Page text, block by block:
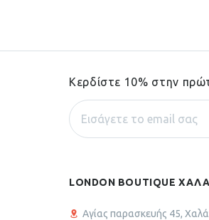
Κερδίστε 10% στην
LONDON BOUTIQUE
Αγίας παρασκευής 45,